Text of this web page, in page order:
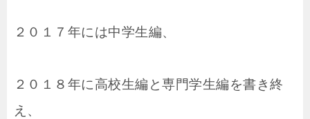
２０１７年には中学生編、
２０１８年に高校生編と専門学生編を書き終
え、